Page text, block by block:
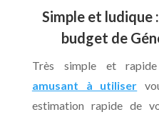
Simple et ludique
budget de
Très simple et rapide
amusant à utiliser
estimation rapide de